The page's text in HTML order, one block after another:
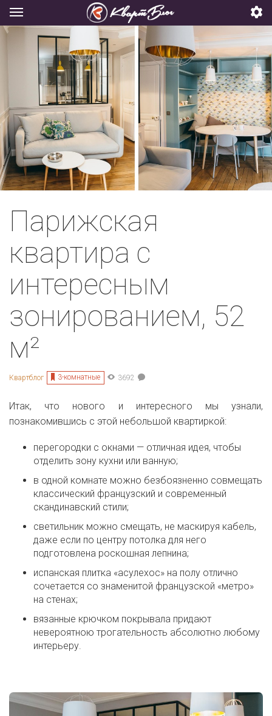
Парижская
квартира с
интересным
зонированием, 52
м²
Квартблог 3-комнатные 3692
Итак, что нового и интересного мы узнали,
познакомившись с этой небольшой квартиркой:
перегородки с окнами — отличная идея, чтобы
отделить зону кухни или ванную;
в одной комнате можно безбоязненно совмещать
классический французский и современный
скандинавский стили;
светильник можно смещать, не маскируя кабель,
даже если по центру потолка для него
подготовлена роскошная лепнина;
испанская плитка «асулехос» на полу отлично
сочетается со знаменитой французской «метро»
на стенах;
вязанные крючком покрывала придают
невероятною трогательность абсолютно любому
интерьеру.